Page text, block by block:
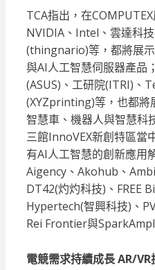
TCA指出，在
NVIDIA、Intel、雲達科
(thingnario)等，都將展
與AI人工智慧伺服器產品
(ASUS)、工研院(ITRI)、
(XYZprinting)等，也都將
智慧車、機器人與智慧科
三館InnoVEX新創特區當
有AI人工智慧的創新應用
Aigency、Akohub、
DT42(灼灼科技)、FREE
Hypertech(智興科技)、
Rei Frontier與
電競需求持續成長 AR/